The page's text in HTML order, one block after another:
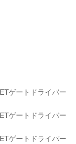
ゲートドライバー
ゲートドライバー
ゲートドライバー